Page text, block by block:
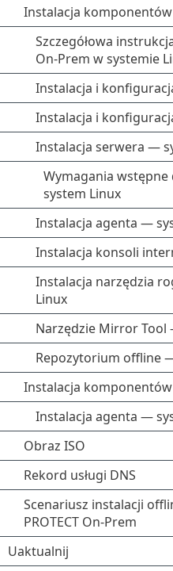
Instalacja
Szczegółowa
On-Prem w systemie
Instalacja i
Instalacja i
Instalacja serwera —
Wymagania
system Linux
Instalacja agenta —
Instalacja konsoli
Instalacja narzędzia
Linux
Narzędzie Mirror
Repozytorium offline
Instalacja
Instalacja agenta —
Obraz ISO
Rekord usługi DNS
Scenariusz instalacji
PROTECT On-Prem
Uaktualnij